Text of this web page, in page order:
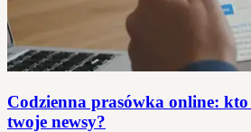
Codzienna prasówka online:
twoje newsy?